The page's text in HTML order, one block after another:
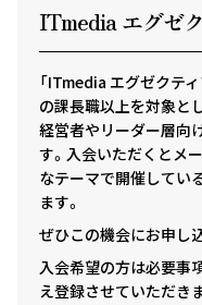
ITmedia エグゼ
「ITmedia エグゼクテ
の課長職以上を対象と
経営者やリーダー層向
す。入会いただくとメ
なテーマで開催してい
ます。
ぜひこの機会にお申し
入会希望の方は必要事
え登録させていただき